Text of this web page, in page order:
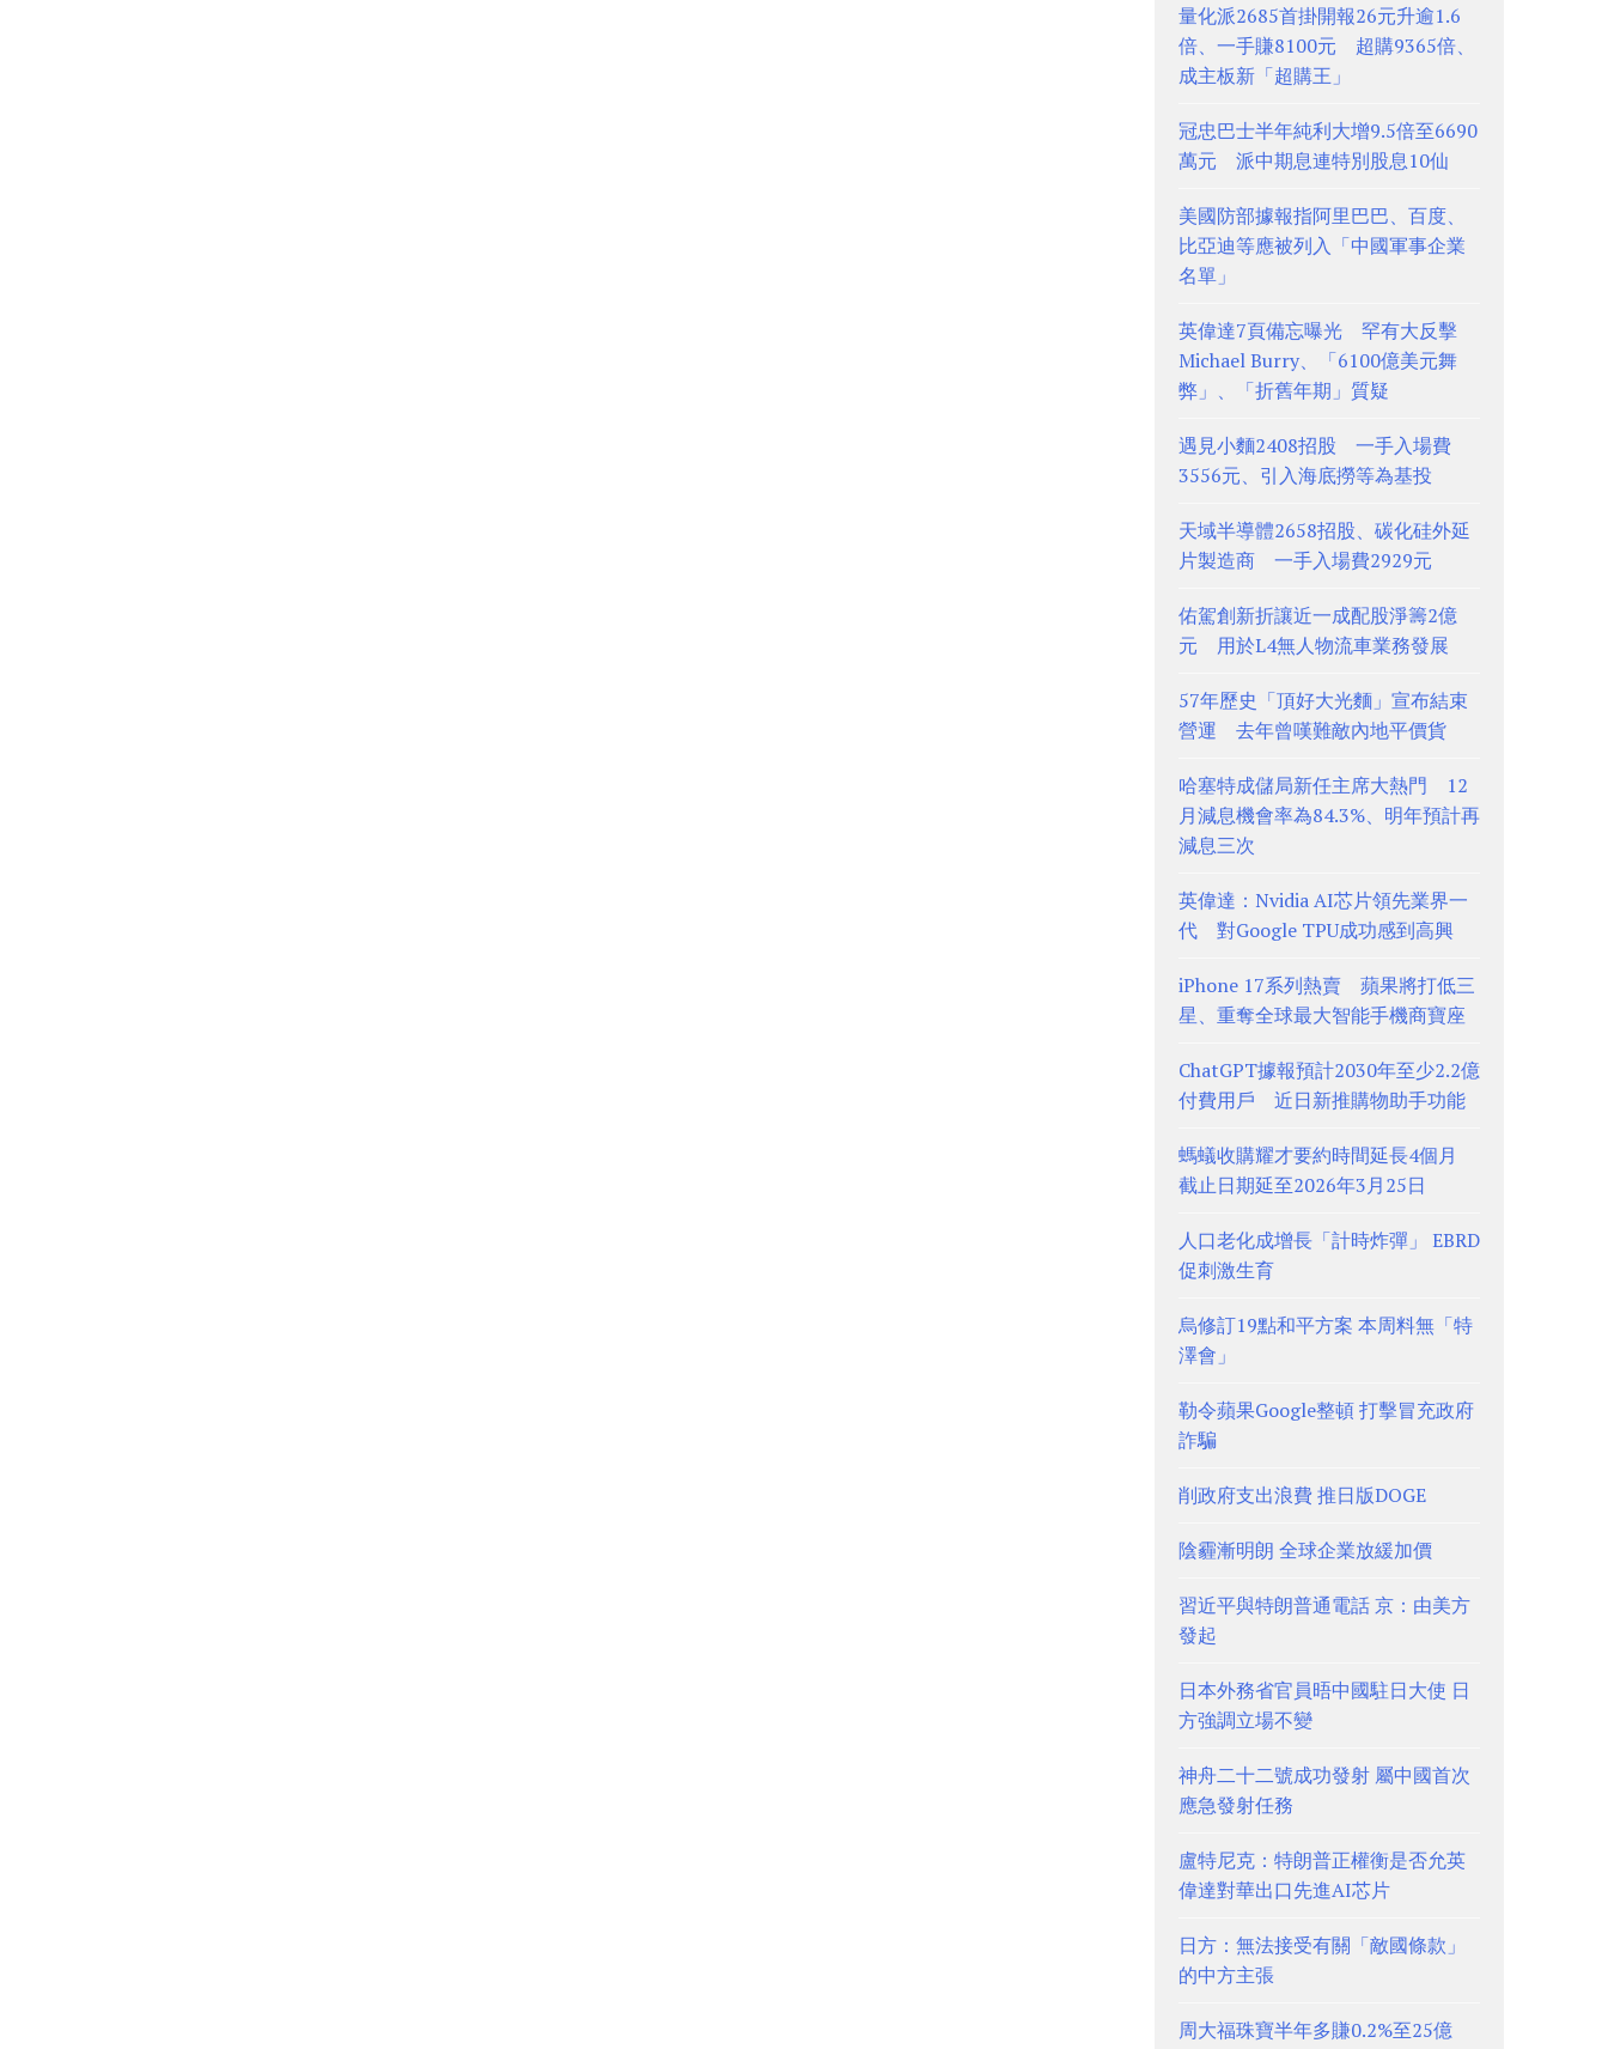
量化派2685首掛開報26元升逾1.6
倍、一手賺8100元 超購9365倍、
成主板新「超購王」
冠忠巴士半年純利大增9.5倍至6690
萬元 派中期息連特別股息10仙
美國防部據報指阿里巴巴、百度、
比亞迪等應被列入「中國軍事企業
名單」
英偉達7頁備忘曝光 罕有大反擊
Michael Burry、「6100億美元舞
弊」、「折舊年期」質疑
遇見小麵2408招股 一手入場費
3556元、引入海底撈等為基投
天域半導體2658招股、碳化硅外延
片製造商 一手入場費2929元
佑駕創新折讓近一成配股淨籌2億
元 用於L4無人物流車業務發展
57年歷史「頂好大光麵」宣布結束
營運 去年曾嘆難敵內地平價貨
哈塞特成儲局新任主席大熱門 12
月減息機會率為84.3%、明年預計再
減息三次
英偉達：Nvidia AI芯片領先業界一
代 對Google TPU成功感到高興
iPhone 17系列熱賣 蘋果將打低三
星、重奪全球最大智能手機商寶座
ChatGPT據報預計2030年至少2.2億
付費用戶 近日新推購物助手功能
螞蟻收購耀才要約時間延長4個月
截止日期延至2026年3月25日
人口老化成增長「計時炸彈」 EBRD
促刺激生育
烏修訂19點和平方案 本周料無「特
澤會」
勒令蘋果Google整頓 打擊冒充政府
詐騙
削政府支出浪費 推日版DOGE
陰霾漸明朗 全球企業放緩加價
習近平與特朗普通電話 京：由美方
發起
日本外務省官員晤中國駐日大使 日
方強調立場不變
神舟二十二號成功發射 屬中國首次
應急發射任務
盧特尼克：特朗普正權衡是否允英
偉達對華出口先進AI芯片
日方：無法接受有關「敵國條款」
的中方主張
周大福珠寶半年多賺0.2%至25億